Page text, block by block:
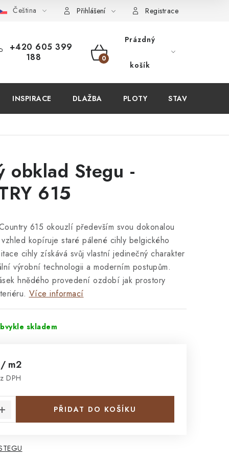
U NÁS? VIRTUÁLNÍ PROHLÍDKA OBCHODNÍ
Čeština Přihlášení Registrace
+420 605 399
188
NÁKUPNÍ
Prázdný
košík
INSPIRACE DLAŽBA PLOTY STAVEBNÍ
obklad Stegu -
615
615 okouzlí především svou dokonalou
kopíruje staré pálené cihly belgického
cihly získává svůj vlastní jedinečný charakter
výrobní technologii a moderním postupům.
hnědého provedení ozdobí jak prostory
Více informací
skladem
/ m2
DPH
PŘIDAT DO KOŠÍKU